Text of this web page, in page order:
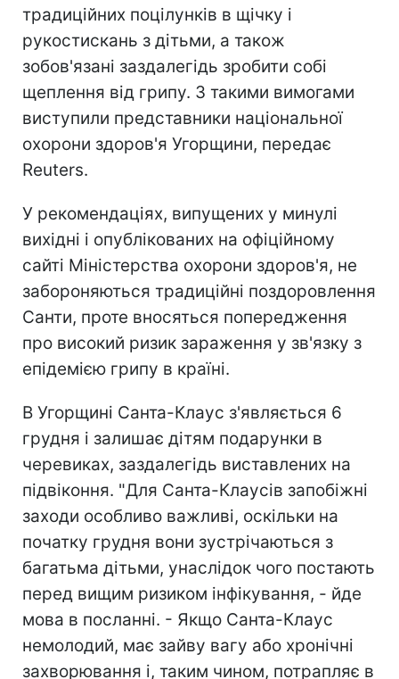
традиційних поцілунків в щічку і
рукостискань з дітьми, а також
зобов'язані заздалегідь зробити собі
щеплення від грипу. З такими вимогами
виступили представники національної
охорони здоров'я Угорщини, передає
Reuters.
У рекомендаціях, випущених у минулі
вихідні і опублікованих на офіційному
сайті Міністерства охорони здоров'я, не
забороняються традиційні поздоровлення
Санти, проте вносяться попередження
про високий ризик зараження у зв'язку з
епідемією грипу в країні.
В Угорщині Санта-Клаус з'являється 6
грудня і залишає дітям подарунки в
черевиках, заздалегідь виставлених на
підвіконня. "Для Санта-Клаусів запобіжні
заходи особливо важливі, оскільки на
початку грудня вони зустрічаються з
багатьма дітьми, унаслідок чого постають
перед вищим ризиком інфікування, - йде
мова в посланні. - Якщо Санта-Клаус
немолодий, має зайву вагу або хронічні
захворювання і, таким чином, потрапляє в